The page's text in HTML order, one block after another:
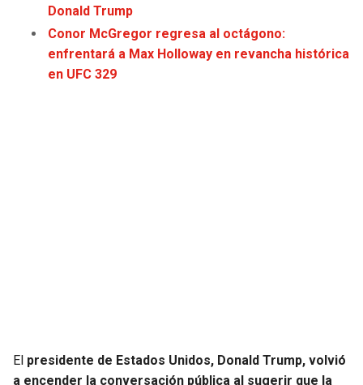
EAGLES
COMMANDERS
PACKERS
SUNS
KINGS
TIMBERWOLVES
Donald Trump
Conor McGregor regresa al octágono:
enfrentará a Max Holloway en revancha histórica
en UFC 329
El presidente de Estados Unidos, Donald Trump, volvió
a encender la conversación pública al sugerir que la